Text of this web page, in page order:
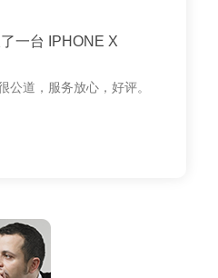
一台 IPHONE X
公道，服务放心，好评。